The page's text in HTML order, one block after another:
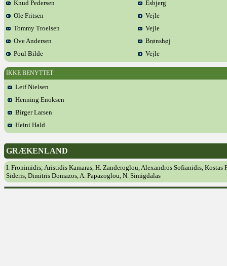
Knud Pedersen
Esbjerg
Ole Fritsen
Vejle
Tommy Troelsen
Vejle
Ove Andersen
Brønshøj
Poul Bilde
Vejle
IKKE BENYTTET
Leif Nielsen
Henning Enoksen
Birger Larsen
Heini Hald
GRÆKENLAND
I. Fronimidis; Aristidis Kamaras, H. Zanderoglou, Alexandros Sofianidis,
Sideris, Dimitris Domazos, A. Papazoglou, N. Simigdalas